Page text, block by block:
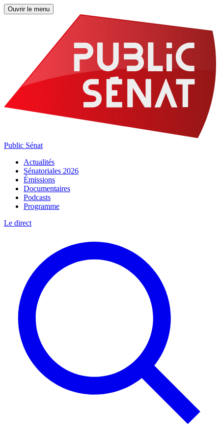
Ouvrir le menu
Public Sénat
Actualités
Sénatoriales 2026
Émissions
Documentaires
Podcasts
Programme
Le direct